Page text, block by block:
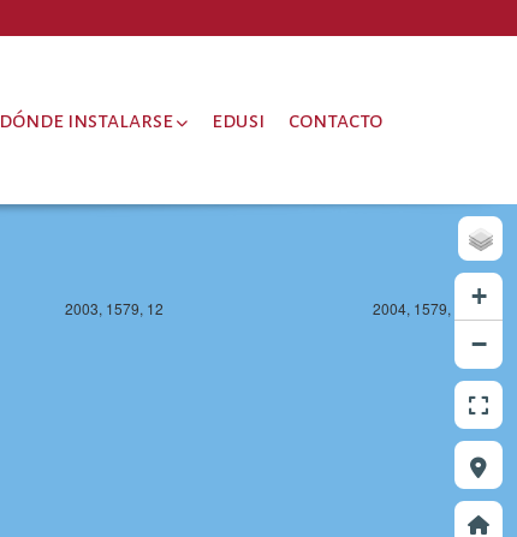
dónde instalarse edusi contacto
2003, 1579, 12 2004, 1579, 12 +
−